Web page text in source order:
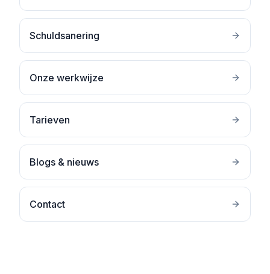
Schuldsanering
Onze werkwijze
Tarieven
Blogs & nieuws
Contact